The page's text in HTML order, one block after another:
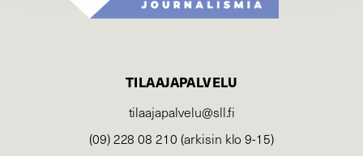
TILAAJAPALVELU
tilaajapalvelu@sll.fi
(09) 228 08 210 (arkisin klo 9-15)